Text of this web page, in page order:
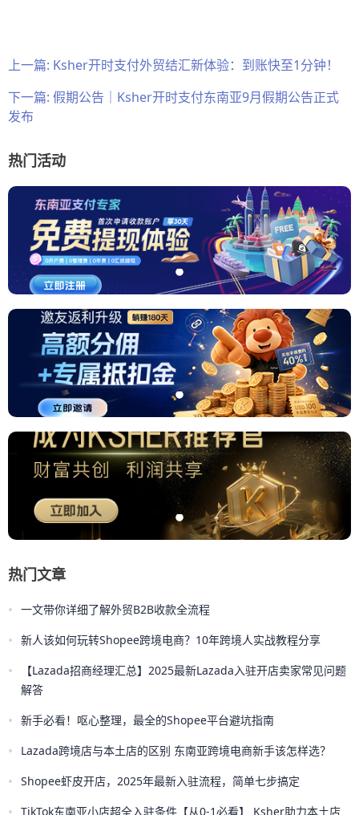
上一篇: Ksher开时支付外贸结汇新体验：到账快至1分钟！
下一篇: 假期公告｜Ksher开时支付东南亚9月假期公告正式
发布
热门活动
热门文章
• 一文带你详细了解外贸B2B收款全流程
• 新人该如何玩转Shopee跨境电商？10年跨境人实战教程分享
•
【Lazada招商经理汇总】2025最新Lazada入驻开店卖家常见问题
解答
• 新手必看！呕心整理，最全的Shopee平台避坑指南
• Lazada跨境店与本土店的区别 东南亚跨境电商新手该怎样选？
• Shopee虾皮开店，2025年最新入驻流程，简单七步搞定
TikTok东南亚小店超全入驻条件【从0-1必看】 Ksher助力本土店